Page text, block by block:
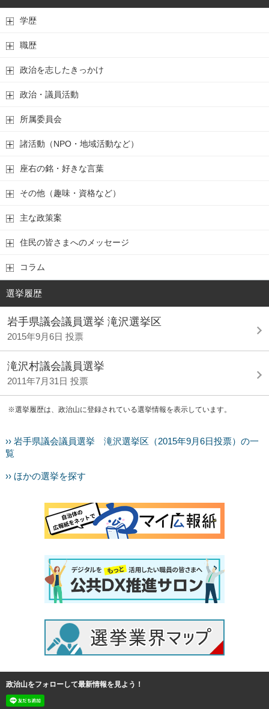
学歴
職歴
政治を志したきっかけ
政治・議員活動
所属委員会
諸活動（NPO・地域活動など）
座右の銘・好きな言葉
その他（趣味・資格など）
主な政策案
住民の皆さまへのメッセージ
コラム
選挙履歴
岩手県議会議員選挙 滝沢選挙区
2015年9月6日 投票
滝沢村議会議員選挙
2011年7月31日 投票
※選挙履歴は、政治山に登録されている選挙情報を表示しています。
›› 岩手県議会議員選挙 滝沢選挙区（2015年9月6日投票）の一
覧
›› ほかの選挙を探す
政治山をフォローして最新情報を見よう！